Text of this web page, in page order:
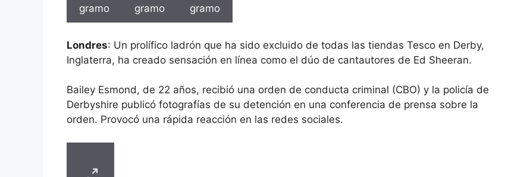
gramo gramo gramo
Londres: Un prolífico ladrón que ha sido excluido de todas las tiendas Tesco en Derby,
Inglaterra, ha creado sensación en línea como el dúo de cantautores de Ed Sheeran.
Bailey Esmond, de 22 años, recibió una orden de conducta criminal (CBO) y la policía de
Derbyshire publicó fotografías de su detención en una conferencia de prensa sobre la
orden. Provocó una rápida reacción en las redes sociales.